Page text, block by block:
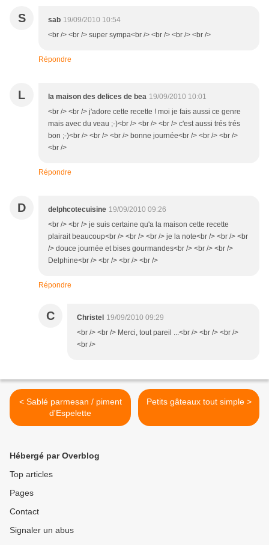
S sab 19/09/2010 10:54
<br /> <br /> super sympa<br /> <br /> <br /> <br />
Répondre
L la maison des delices de bea 19/09/2010 10:01
<br /> <br /> j'adore cette recette ! moi je fais aussi ce genre
mais avec du veau ;-)<br /> <br /> <br /> c'est aussi trés trés
bon ;-)<br /> <br /> <br /> bonne journée<br /> <br /> <br />
<br />
Répondre
D delphcotecuisine 19/09/2010 09:26
<br /> <br /> je suis certaine qu'a la maison cette recette
plairait beaucoup<br /> <br /> <br /> je la note<br /> <br /> <br
/> douce journée et bises gourmandes<br /> <br /> <br />
Delphine<br /> <br /> <br /> <br />
Répondre
C Christel 19/09/2010 09:29
<br /> <br /> Merci, tout pareil ...<br /> <br /> <br />
<br />
< Sablé parmesan / piment
d'Espelette
Petits gâteaux tout simple >
Hébergé par Overblog
Top articles
Pages
Contact
Signaler un abus